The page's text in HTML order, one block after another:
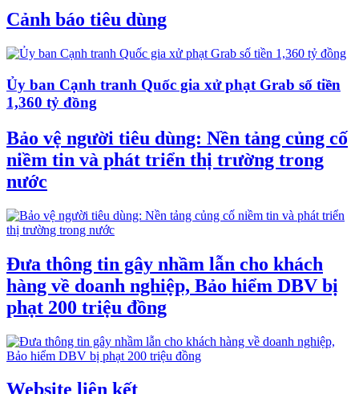
Cảnh báo tiêu dùng
Ủy ban Cạnh tranh Quốc gia xử phạt Grab số tiền
1,360 tỷ đồng
Bảo vệ người tiêu dùng: Nền tảng củng cố
niềm tin và phát triển thị trường trong
nước
Đưa thông tin gây nhầm lẫn cho khách
hàng về doanh nghiệp, Bảo hiểm DBV bị
phạt 200 triệu đồng
Website liên kết